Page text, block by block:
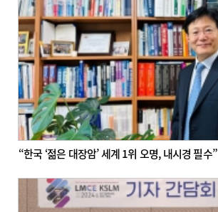
“한국 ‘젊은 대장암’ 세계 1위 오명, 내시경 필수”